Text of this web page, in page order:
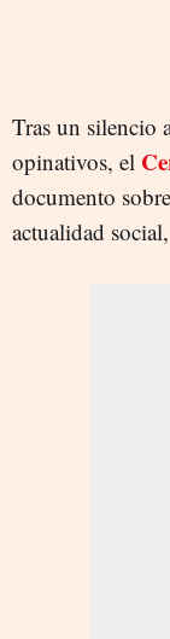
Tras un silencio
opinativos, el
documento
actualidad